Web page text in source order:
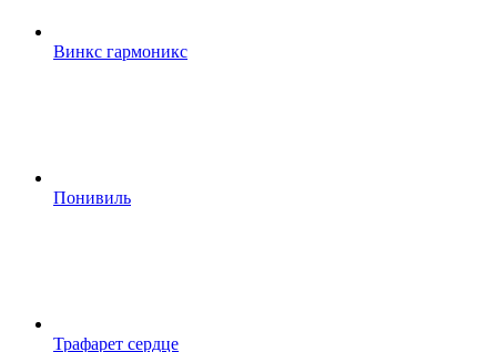
Винкс гармоникс
Понивиль
Трафарет сердце